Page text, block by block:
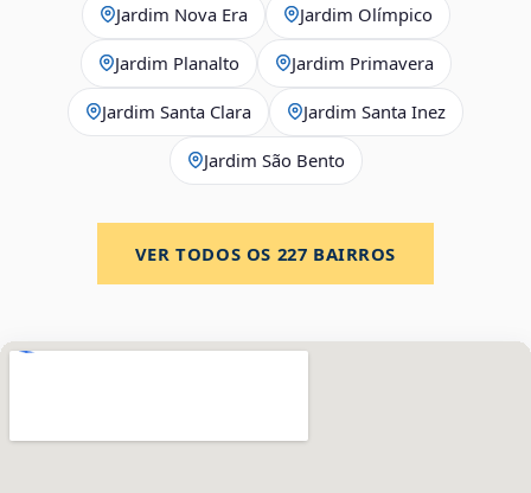
Jardim Nova Era Jardim Olímpico
Jardim Planalto Jardim Primavera
Jardim Santa Clara Jardim Santa Inez
Jardim São Bento
VER TODOS OS 227 BAIRROS